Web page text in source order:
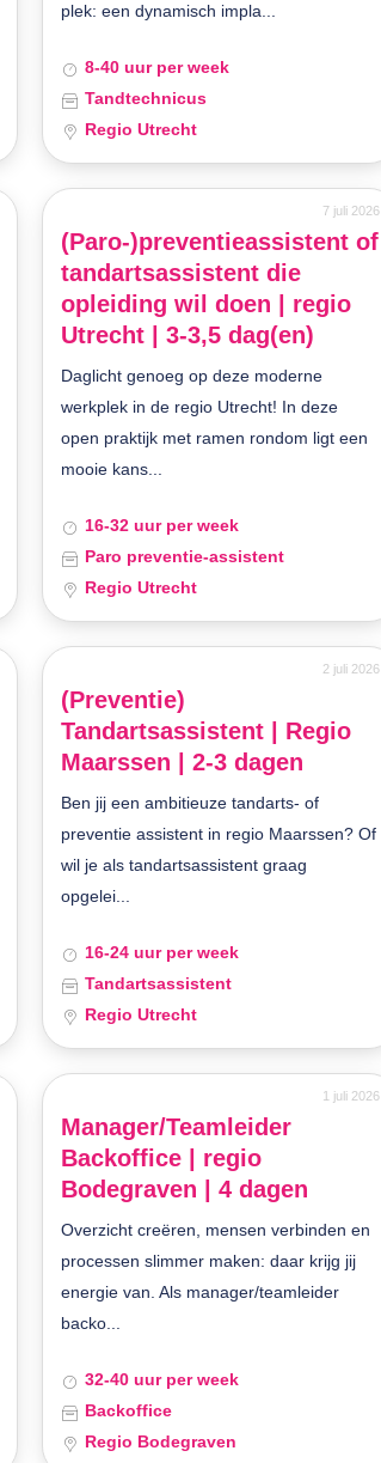
plek: een dynamisch impla...
8-40 uur per week
Tandtechnicus
Regio Utrecht
7 juli 2026
(Paro-)preventieassistent of
tandartsassistent die
opleiding wil doen | regio
Utrecht | 3-3,5 dag(en)
Daglicht genoeg op deze moderne
werkplek in de regio Utrecht! In deze
open praktijk met ramen rondom ligt een
mooie kans...
16-32 uur per week
Paro preventie-assistent
Regio Utrecht
2 juli 2026
(Preventie)
Tandartsassistent | Regio
Maarssen | 2-3 dagen
Ben jij een ambitieuze tandarts- of
preventie assistent in regio Maarssen? Of
wil je als tandartsassistent graag
opgelei...
16-24 uur per week
Tandartsassistent
Regio Utrecht
1 juli 2026
Manager/Teamleider
Backoffice | regio
Bodegraven | 4 dagen
Overzicht creëren, mensen verbinden en
processen slimmer maken: daar krijg jij
energie van. Als manager/teamleider
backo...
32-40 uur per week
Backoffice
Regio Bodegraven